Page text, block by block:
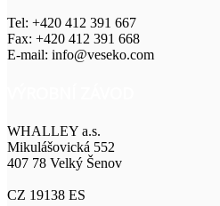
Tel: +420 412 391 667
Fax: +420 412 391 668
E-mail: info@veseko.com
WHALLEY a.s.
Mikulášovická 552
407 78 Velký Šenov
CZ 19138 ES